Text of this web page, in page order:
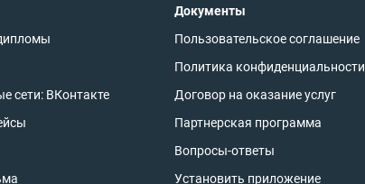
сети: ВКонтакте
Документы
Пользовательское соглашение
Политика конфиденциальности
Договор на оказание услуг
Партнерская программа
Вопросы-ответы
Установить приложение